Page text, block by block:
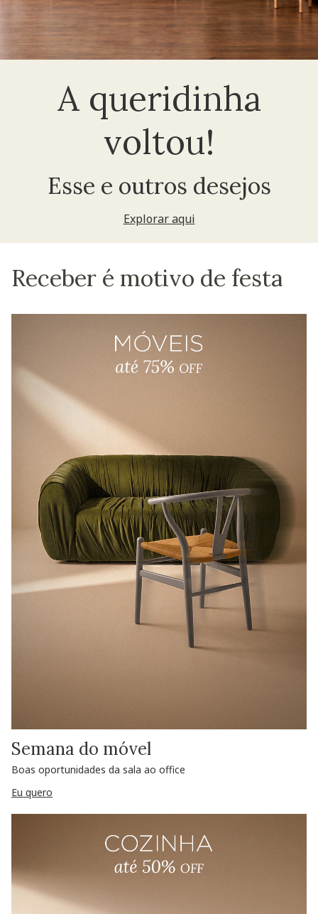
A queridinha
voltou!
Esse e outros desejos
Explorar aqui
Receber é motivo de festa
Semana do móvel
Boas oportunidades da sala ao office
Eu quero